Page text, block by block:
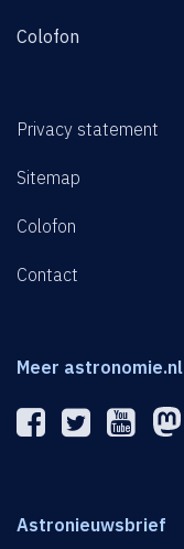
Colofon
Privacy statement
Sitemap
Colofon
Contact
Meer astronomie.nl
Astronieuwsbrief